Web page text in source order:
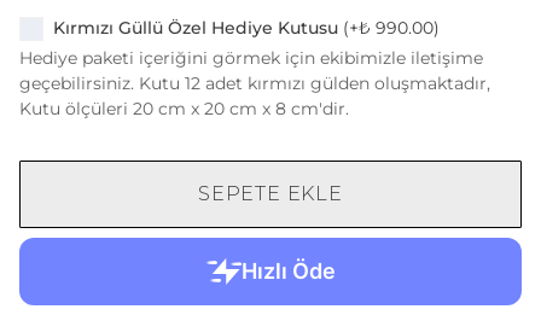
Kırmızı Güllü Özel Hediye Kutusu (+₺ 990.00)
Hediye paketi içeriğini görmek için ekibimizle iletişime
geçebilirsiniz. Kutu 12 adet kırmızı gülden oluşmaktadır,
Kutu ölçüleri 20 cm x 20 cm x 8 cm'dir.
SEPETE EKLE